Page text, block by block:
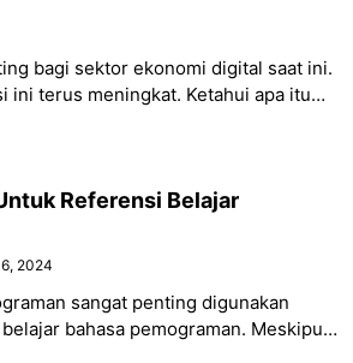
bagi sektor ekonomi digital saat ini.
ini terus meningkat. Ketahui apa itu
Referensi Belajar
2024
sangat penting digunakan
bahasa pemograman. Meskipun